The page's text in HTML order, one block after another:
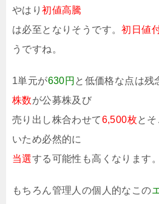
やはり初値高騰
は必至となりそうです。初日値
うですね。
1単元が630円 と低価格な点は残
株数が公募株及び
売り出し株合わせて6,500枚と
いため必然的に
当選する可能性も高くなります。
もちろん管理人の個人的なこの